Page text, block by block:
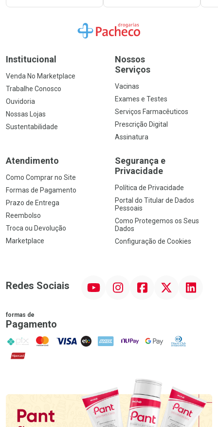
Ir para a Home
Institucional
Venda No Marketplace
Trabalhe Conosco
Ouvidoria
Nossas Lojas
Sustentabilidade
Nossos
Serviços
Vacinas
Exames e Testes
Serviços Farmacêuticos
Prescrição Digital
Assinatura
Atendimento
Como Comprar no Site
Formas de Pagamento
Prazo de Entrega
Reembolso
Troca ou Devolução
Marketplace
Segurança e
Privacidade
Política de Privacidade
Portal do Titular de Dados
Pessoais
Como Protegemos os Seus
Dados
Configuração de Cookies
Redes Sociais InstagramFacebook Linkedin
formas de
Pagamento
PIX MasterCard
VISA ELO AMEX NuPay Google PayDiners Club
Hipercard